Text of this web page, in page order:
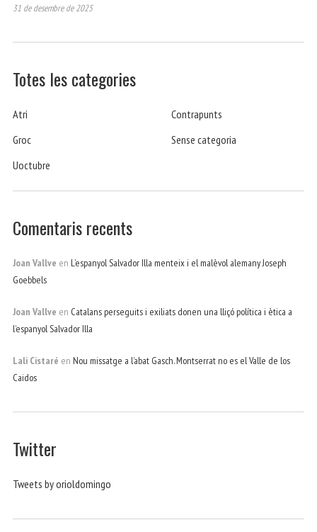
31 de desembre de 2025
Totes les categories
Atri
Contrapunts
Groc
Sense categoria
Uoctubre
Comentaris recents
Joan Vallve en L’espanyol Salvador Illa menteix i el malèvol alemany Joseph
Goebbels
Joan Vallve en Catalans perseguits i exiliats donen una lliçó política i ètica a
l’espanyol Salvador Illa
Lali Cistaré en Nou missatge a l’abat Gasch. Montserrat no es el Valle de los
Caidos
Twitter
Tweets by orioldomingo